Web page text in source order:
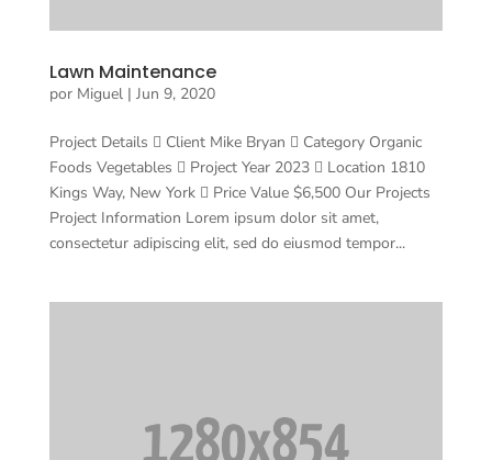
Lawn Maintenance
por Miguel| Jun 9, 2020
Project Details  Client Mike Bryan  Category Organic
Foods Vegetables  Project Year 2023  Location 1810
Kings Way, New York  Price Value $6,500 Our Projects
Project Information Lorem ipsum dolor sit amet,
consectetur adipiscing elit, sed do eiusmod tempor...